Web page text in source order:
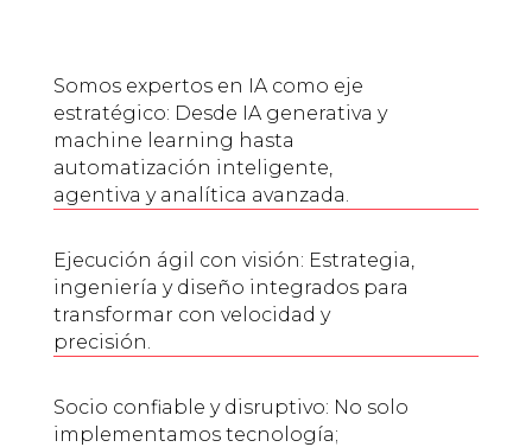
Somos expertos en IA como eje
estratégico: Desde IA generativa y
machine learning hasta
automatización inteligente,
agentiva y analítica avanzada.
Ejecución ágil con visión: Estrategia,
ingeniería y diseño integrados para
transformar con velocidad y
precisión.
Socio confiable y disruptivo: No solo
implementamos tecnología;